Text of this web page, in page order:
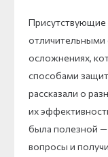
отличительными
осложнениях,
способами
рассказали о
их
была полезной —
вопросы и